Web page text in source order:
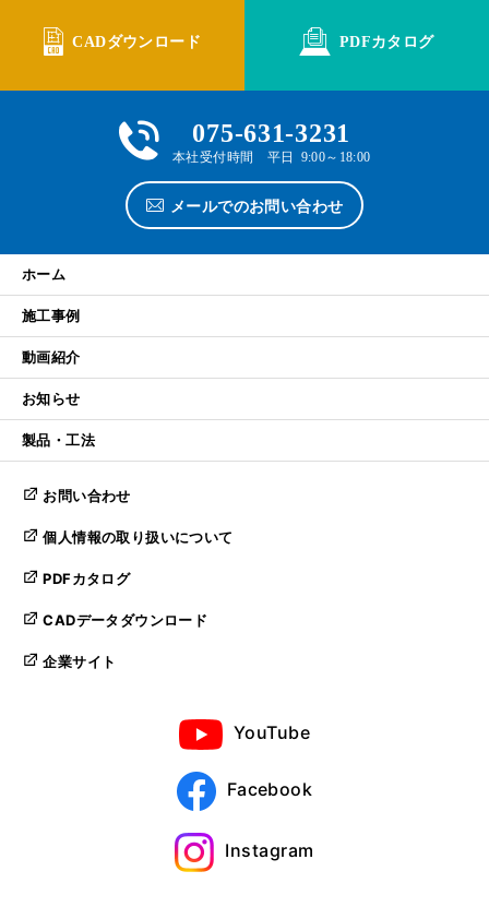
CADダウンロード PDFカタログ
075-631-3231
本社受付時間 平日 9:00～18:00
メールでのお問い合わせ
ホーム
施工事例
動画紹介
お知らせ
製品・工法
お問い合わせ
個人情報の取り扱いについて
PDFカタログ
CADデータダウンロード
企業サイト
YouTube
Facebook
Instagram